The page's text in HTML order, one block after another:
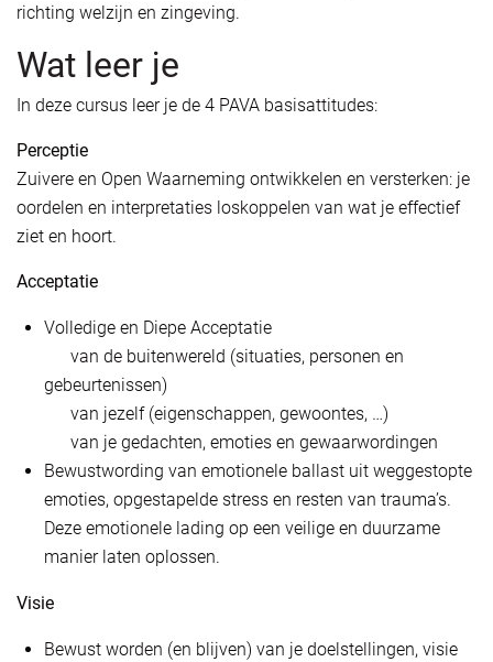
richting welzijn en zingeving.
Wat leer je
In deze cursus leer je de 4 PAVA basisattitudes:
Perceptie
Zuivere en Open Waarneming ontwikkelen en versterken: je
oordelen en interpretaties loskoppelen van wat je effectief
ziet en hoort.
Acceptatie
Volledige en Diepe Acceptatie
van de buitenwereld (situaties, personen en
gebeurtenissen)
van jezelf (eigenschappen, gewoontes, …)
van je gedachten, emoties en gewaarwordingen
Bewustwording van emotionele ballast uit weggestopte
emoties, opgestapelde stress en resten van trauma’s.
Deze emotionele lading op een veilige en duurzame
manier laten oplossen.
Visie
Bewust worden (en blijven) van je doelstellingen, visie